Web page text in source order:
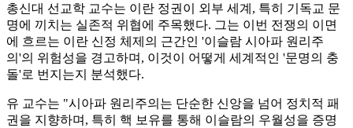
총신대 선교학 교수는 이란 정권이 외부 세계, 특히 기독교 문
명에 끼치는 실존적 위협에 주목했다. 그는 이번 전쟁의 이면
에 흐르는 이란 신정 체제의 근간인 '이슬람 시아파 원리주
의'의 위험성을 경고하며, 이것이 어떻게 세계적인 '문명의 충
돌'로 번지는지 분석했다.
유 교수는 "시아파 원리주의는 단순한 신앙을 넘어 정치적 패
권을 지향하며, 특히 핵 보유를 통해 이슬람의 우월성을 증명